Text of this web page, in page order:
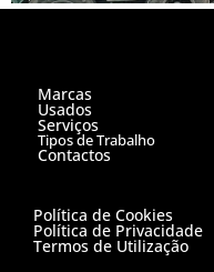
Marcas
Usados
Serviços
Tipos de Trabalho
Contactos
Política de Cookies
Política de Privacidade
Termos de Utilização